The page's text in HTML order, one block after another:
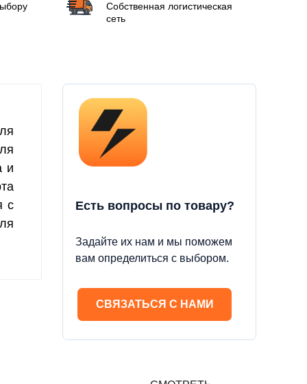
Собственная логистическая
сеть
и
с
Есть вопросы по товару?
Задайте их нам и мы поможем
вам определиться с выбором.
СВЯЗАТЬСЯ С НАМИ